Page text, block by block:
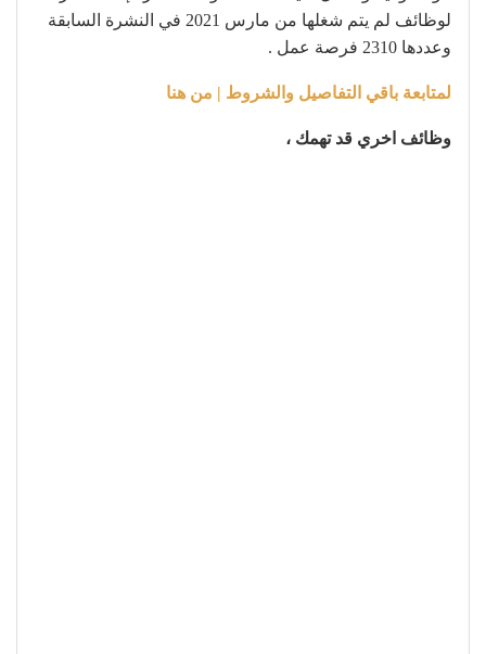
لوظائف لم يتم شغلها من مارس 2021 في النشرة السابقة
وعددها 2310 فرصة عمل .
لمتابعة باقي التفاصيل والشروط | من هنا
وظائف اخري قد تهمك ،